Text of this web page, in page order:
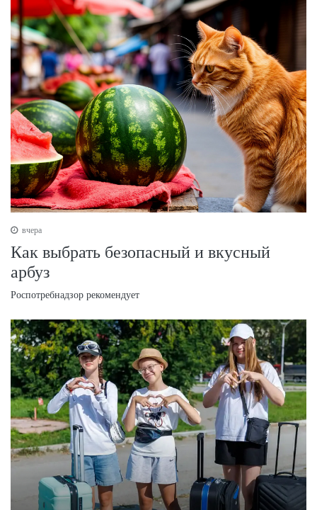
вчера
Как выбрать безопасный и вкусный
арбуз
Роспотребнадзор рекомендует